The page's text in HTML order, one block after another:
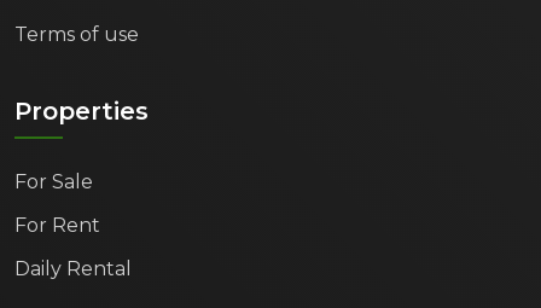
Terms of use
Properties
For Sale
For Rent
Daily Rental